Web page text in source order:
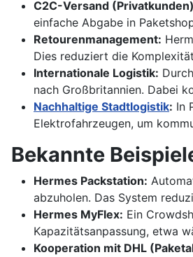
C2C-Versand
einfache Abgabe in
Retourenmanagement:
Dies reduziert die
Internationale Logistik:
nach Großbritannien. Dabei
Nachhaltige Stadtlogistik: In
Elektrofahrzeugen, um
Bekannte
Hermes Packstation:
abzuholen. Das System
Hermes MyFlex: Ein
Kapazitätsanpassung, etwa
Kooperation mit DHL